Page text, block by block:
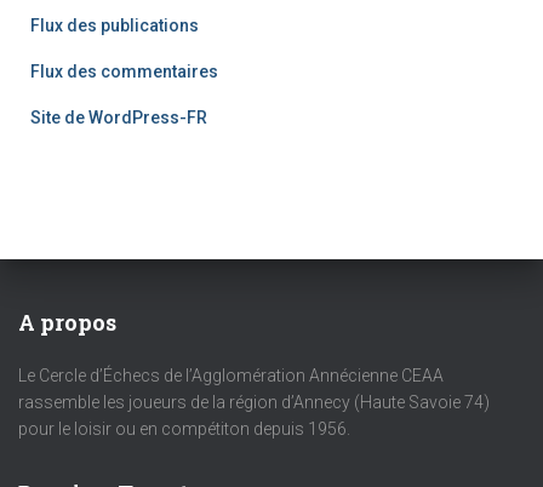
Flux des publications
Flux des commentaires
Site de WordPress-FR
A propos
Le Cercle d’Échecs de l’Agglomération Annécienne CEAA
rassemble les joueurs de la région d’Annecy (Haute Savoie 74)
pour le loisir ou en compétiton depuis 1956.